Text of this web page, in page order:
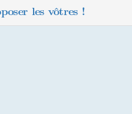
les vôtres !